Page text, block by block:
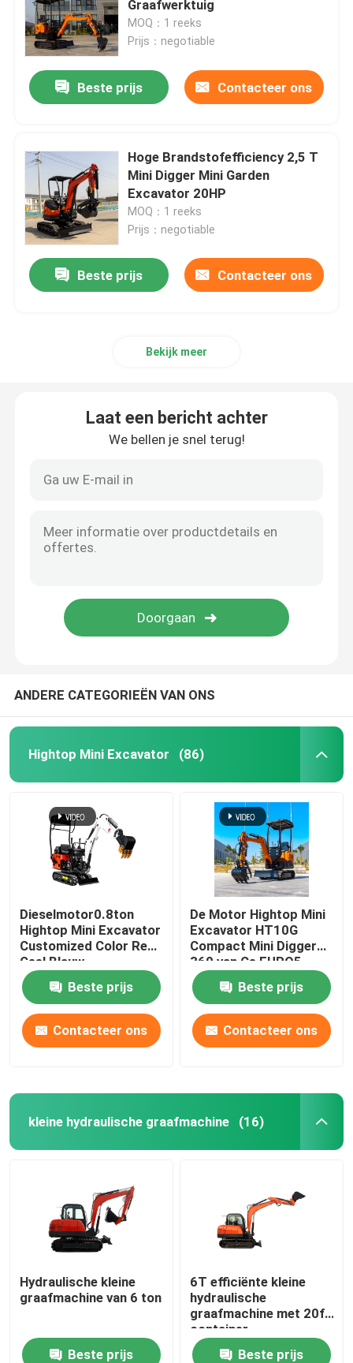
Het Schuimmachine van de polyurethaannevel
De Machine van de Polyureanevel
Opheffend het Werkplatform
Straat Vegende Machine
De Toebehoren van het bouwmateriaal
Graafwerktuig
MOQ：1 reeks
Prijs：negotiable
Beste prijs Contacteer ons
Hoge Brandstofefficiency 2,5 T
Mini Digger Mini Garden
Excavator 20HP
MOQ：1 reeks
Prijs：negotiable
Beste prijs Contacteer ons
Bekijk meer
Laat een bericht achter
We bellen je snel terug!
ANDERE CATEGORIEËN VAN ONS
Hightop Mini Excavator (86)
Dieselmotor0.8ton
Hightop Mini Excavator
Customized Color Red
Geel Blauw
Beste prijs
Contacteer ons
De Motor Hightop Mini
Excavator HT10G
Compact Mini Digger
360 van Ce EURO5
roteert
Beste prijs
Contacteer ons
kleine hydraulische graafmachine (16)
Hydraulische kleine
graafmachine van 6 ton
Beste prijs
6T efficiënte kleine
hydraulische
graafmachine met 20f
container
laadcapaciteit
Beste prijs